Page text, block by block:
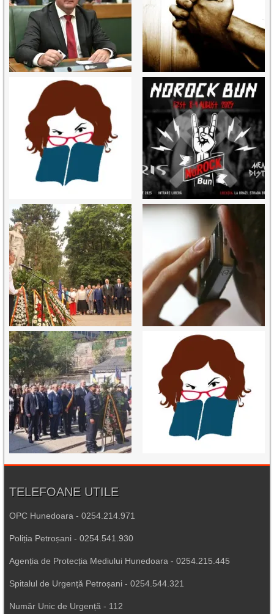
TELEFOANE UTILE
OPC Hunedoara - 0254.214.971
Poliția Petroșani - 0254.541.930
Agenția de Protecția Mediului Hunedoara - 0254.215.445
Spitalul de Urgență Petroșani - 0254.544.321
Număr Unic de Urgență - 112